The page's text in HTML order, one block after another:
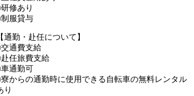
修あり
服貸与
【通勤・赴任について】
通費支給
任旅費支給
通勤可
からの通勤時に使用できる自転車の無料レンタル
り